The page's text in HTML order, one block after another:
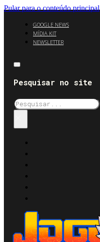
Pular para o conteúdo principal
GOOGLE NEWS
MÍDIA KIT
NEWSLETTER
Pesquisar no site
Pesquisar